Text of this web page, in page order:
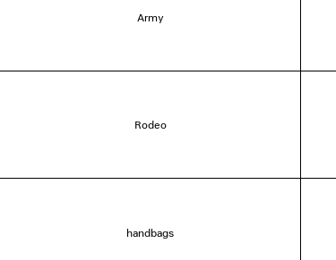
Army
Rodeo
handbags